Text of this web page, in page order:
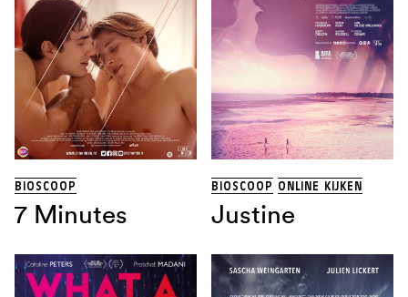
BIOSCOOP
7 Minutes
BIOSCOOP ONLINE KIJKEN
Justine